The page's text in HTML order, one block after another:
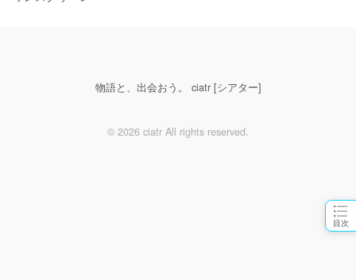
目次
物語と、出会おう。 ciatr [シアター]
© 2026 ciatr All rights reserved.